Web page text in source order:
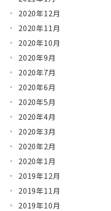
2020年12月
2020年11月
2020年10月
2020年9月
2020年7月
2020年6月
2020年5月
2020年4月
2020年3月
2020年2月
2020年1月
2019年12月
2019年11月
2019年10月